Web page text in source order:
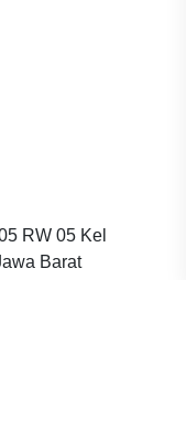
RW 05 Kel
Barat